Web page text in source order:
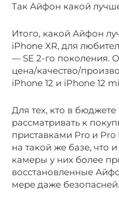
Так Айфон какой
Итого, какой Айфон
iPhone XR, для
— SE 2-го поколения.
цена/качество/
iPhone 12 и iPhone 12
Для тех, кто в бюджете
рассматривать к
приставками Pro и
на такой же базе, что
камеры у них более
восстановленные
мере даже безопасней.